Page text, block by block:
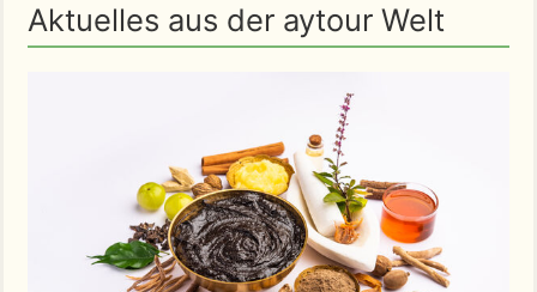
Aktuelles aus der aytour Welt